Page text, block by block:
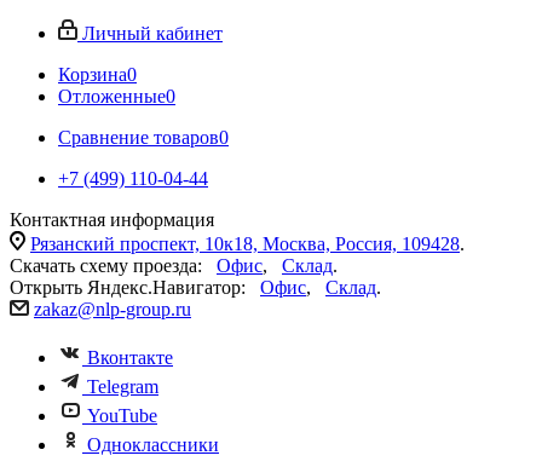
Личный кабинет
Корзина0
Отложенные0
Сравнение товаров0
+7 (499) 110-04-44
Контактная информация
Рязанский проспект, 10к18, Москва, Россия, 109428.
Скачать схему проезда: Офис, Склад.
Открыть Яндекс.Навигатор: Офис, Склад.
zakaz@nlp-group.ru
Вконтакте
Telegram
YouTube
Одноклассники